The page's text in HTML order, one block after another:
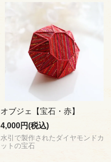
オブジェ【宝石・赤】
4,000円(税込)
水引で製作されたダイヤモンドカ
ットの宝石